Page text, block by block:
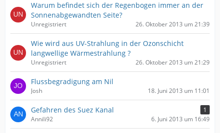
Warum befindet sich der Regenbogen immer an der
Sonnenabgewandten Seite?
Unregistriert 26. Oktober 2013 um 21:39
Wie wird aus UV-Strahlung in der Ozonschicht
langwellige Wärmestrahlung ?
Unregistriert 26. Oktober 2013 um 21:29
Flussbegradigung am Nil
Josh 18. Juni 2013 um 11:01
Gefahren des Suez Kanal
1
Annili92
6. Juni 2013 um 16:49